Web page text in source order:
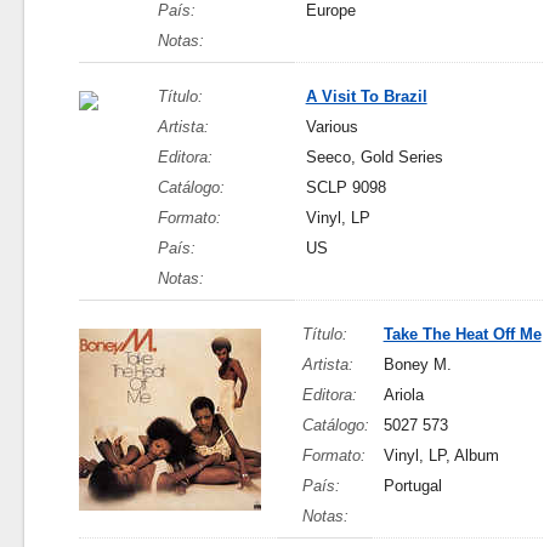
País:
Europe
Notas:
Título:
A Visit To Brazil
Artista:
Various
Editora:
Seeco, Gold Series
Catálogo:
SCLP 9098
Formato:
Vinyl, LP
País:
US
Notas:
Título:
Take The Heat Off Me
Artista:
Boney M.
Editora:
Ariola
Catálogo:
5027 573
Formato:
Vinyl, LP, Album
País:
Portugal
Notas: